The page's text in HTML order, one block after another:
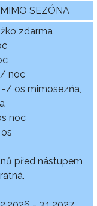
SEZÓNA
zdarma
noc
os mimosezńa,
noc
před nástupem